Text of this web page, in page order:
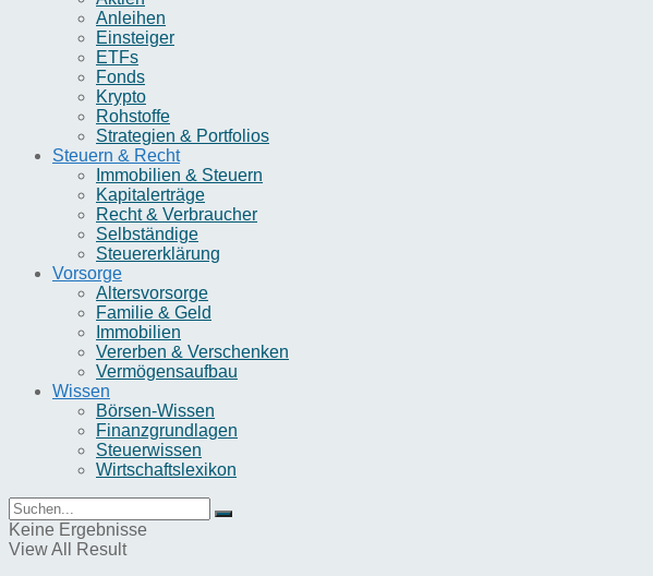
Anleihen
Einsteiger
ETFs
Fonds
Krypto
Rohstoffe
Strategien & Portfolios
Steuern & Recht
Immobilien & Steuern
Kapitalerträge
Recht & Verbraucher
Selbständige
Steuererklärung
Vorsorge
Altersvorsorge
Familie & Geld
Immobilien
Vererben & Verschenken
Vermögensaufbau
Wissen
Börsen-Wissen
Finanzgrundlagen
Steuerwissen
Wirtschaftslexikon
Keine Ergebnisse
View All Result